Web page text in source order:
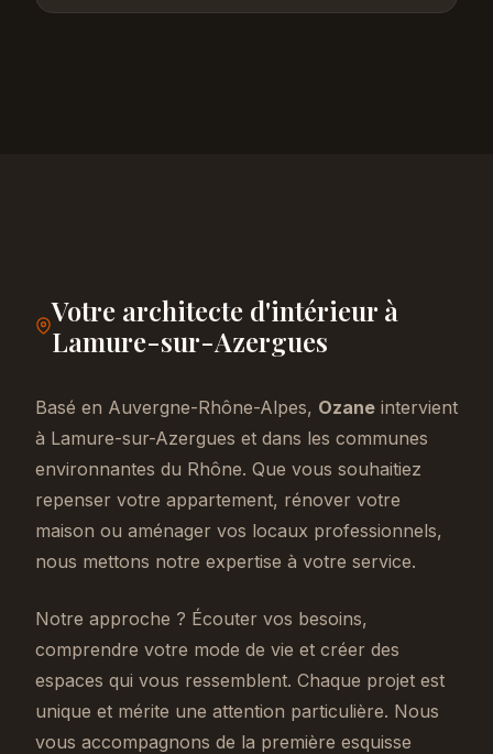
Votre architecte d'intérieur à
Lamure-sur-Azergues
Basé en Auvergne-Rhône-Alpes, Ozane intervient
à Lamure-sur-Azergues et dans les communes
environnantes du Rhône. Que vous souhaitiez
repenser votre appartement, rénover votre
maison ou aménager vos locaux professionnels,
nous mettons notre expertise à votre service.
Notre approche ? Écouter vos besoins,
comprendre votre mode de vie et créer des
espaces qui vous ressemblent. Chaque projet est
unique et mérite une attention particulière. Nous
vous accompagnons de la première esquisse